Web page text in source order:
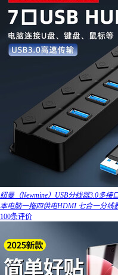
纽曼（Newmine）USB分线器3.0多
本电脑一拖四供电HDMI 七合一分线
100条评价